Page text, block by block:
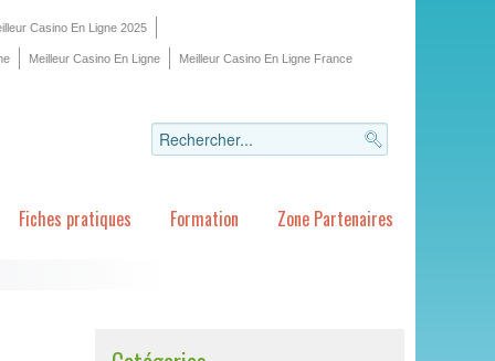
Casino En Ligne 2025
Meilleur Casino En Ligne Meilleur Casino En Ligne France
Fiches pratiques Formation Zone Partenaires